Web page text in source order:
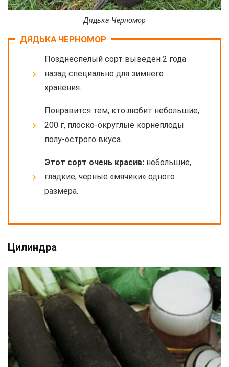
Дядька Черномор
ДЯДЬКА ЧЕРНОМОР
Позднеспелый сорт выведен 2 года
назад специально для зимнего
хранения.
Понравится тем, кто любит небольшие,
200 г, плоско-округлые корнеплоды
полу-острого вкуса.
Этот сорт очень красив: небольшие,
гладкие, черные «мячики» одного
размера.
Цилиндра